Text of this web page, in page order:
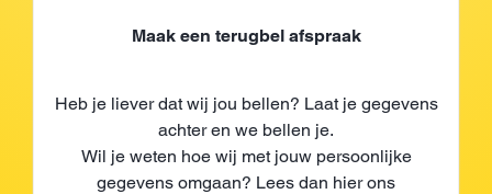
Maak een terugbel afspraak
Heb je liever dat wij jou bellen? Laat je gegevens
achter en we bellen je.
Wil je weten hoe wij met jouw persoonlijke
gegevens omgaan? Lees dan hier ons